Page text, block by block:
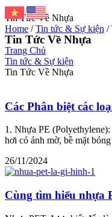
Tin Tức Về Nhựa
Home /Tin tức & Sự kiện /
Tin Tức Về Nhựa
Trang Chủ
Tin tức & Sự kiện
Tin Tức Về Nhựa
Các Phân biệt các
1. Nhựa PE
hơi có ánh mờ, bề mặt
26/11/2024
Cùng tìm hiểu nhựa